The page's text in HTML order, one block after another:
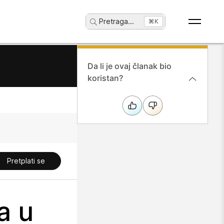
Pretraga... ⌘K
Pretplati se
u
Da li je ovaj članak bio
koristan?